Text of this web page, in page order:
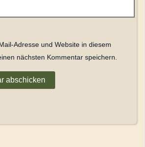
Adresse und Website in diesem
nächsten Kommentar speichern.